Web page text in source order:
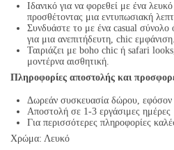
Ιδανικό για να φορεθεί με ένα
προσθέτοντας μια εντυπωσιακή
Συνδυάστε το με ένα casual σύνολο
για μια ανεπιτήδευτη, chic εμφάνιση.
Ταιριάζει με boho chic ή safari
μοντέρνα αισθητική.
Πληροφορίες αποστολής και
Δωρεάν συσκευασία δώρου, εφόσον
Αποστολή σε 1-3 εργάσιμες ημέρες
Για περισσότερες πληροφορίες
Χρώμα: Λευκό